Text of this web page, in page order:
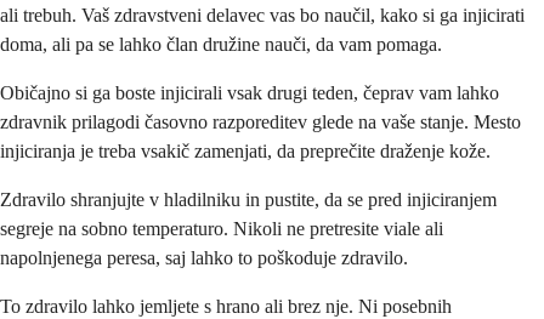
ali trebuh. Vaš zdravstveni delavec vas bo naučil, kako si ga injicirati
doma, ali pa se lahko član družine nauči, da vam pomaga.
Običajno si ga boste injicirali vsak drugi teden, čeprav vam lahko
zdravnik prilagodi časovno razporeditev glede na vaše stanje. Mesto
injiciranja je treba vsakič zamenjati, da preprečite draženje kože.
Zdravilo shranjujte v hladilniku in pustite, da se pred injiciranjem
segreje na sobno temperaturo. Nikoli ne pretresite viale ali
napolnjenega peresa, saj lahko to poškoduje zdravilo.
To zdravilo lahko jemljete s hrano ali brez nje. Ni posebnih